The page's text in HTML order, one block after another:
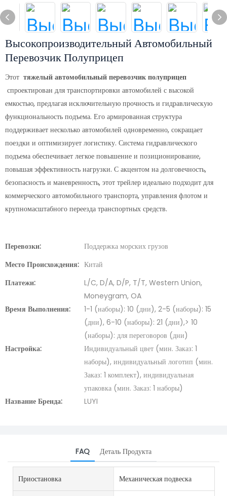
Высокопроизводительный Автомобильный
Перевозчик Полуприцеп
Этот тяжелый автомобильный перевозчик полуприцеп
спроектирован для транспортировки автомобилей с высокой
емкостью, предлагая исключительную прочность и гидравлическую
функциональность подъема. Его армированная структура
поддерживает несколько автомобилей одновременно, сокращает
поездки и оптимизирует логистику. Система гидравлического
подъема обеспечивает легкое повышение и позиционирование,
повышая эффективность нагрузки. С акцентом на долговечность,
безопасность и маневренность, этот трейлер идеально подходит для
коммерческого автомобильного транспорта, управления флотом и
крупномасштабного переезда транспортных средств.
Перевозки:
Поддержка морских грузов
Место Происхождения: Китай
Платежи:
L/C, D/A, D/P, T/T, Western Union,
Moneygram, OA
Время Выполнения:
1-1 (наборы): 10 (дни), 2-5 (наборы): 15
(дни), 6-10 (наборы): 21 (дни),> 10
(наборы): для переговоров (дни)
Настройка:
Индивидуальный цвет (мин. Заказ: 1
наборы), индивидуальный логотип (мин.
Заказ: 1 комплект), индивидуальная
упаковка (мин. Заказ: 1 наборы)
Название Бренда:
LUYI
FAQ Деталь Продукта
Приостановка Механическая подвеска